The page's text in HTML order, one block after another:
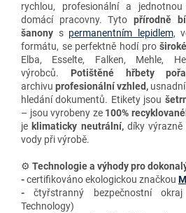
rychlou, profesionální a
domácí pracovny. Tytopřírodně
šanony s permanentním lepidlem,
formátu, se perfektně hodí pro
Elba, Esselte, Falken, Mehle,
výrobců. Potištěné hřbety
archivuprofesionální vzhled,
hledání dokumentů. Etikety jsou
– jsou vyrobeny ze 100%
je klimaticky neutrální, díky výrazně
vody při výrobě.
⚙️ Technologie a výhodypro
-certifikováno ekologickou značkou
-čtyřstranný bezpečnostní
Technology)